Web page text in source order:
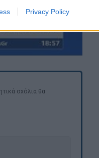
Privacy Policy
σχόλια θα